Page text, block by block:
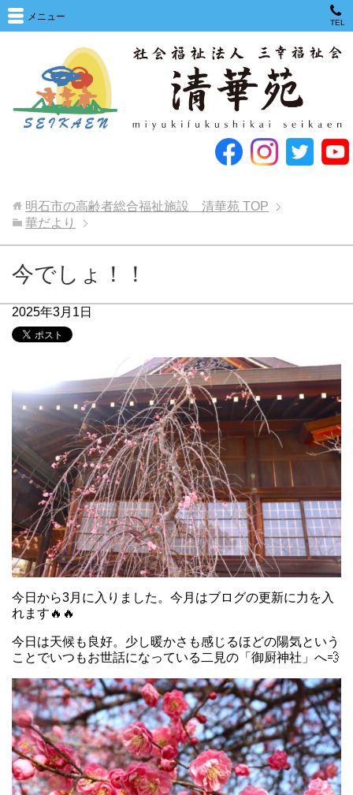
メニュー
TEL
明石市の高齢者総合福祉施設 清華苑 TOP
華だより
今でしょ！！
2025年3月1日
今日から3月に入りました。今月はブログの更新に力を入
れます🔥🔥
今日は天候も良好。少し暖かさも感じるほどの陽気という
ことでいつもお世話になっている二見の「御厨神社」へ💨